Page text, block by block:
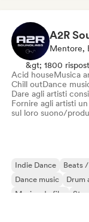
A2R
Mentore,
&gt; 1800
Acid houseMusica
Chill outDance
Dare agli artisti
Fornire agli artisti
sul loro suono/
Indie Dance Beats
Dance music
Drum
Musica da film